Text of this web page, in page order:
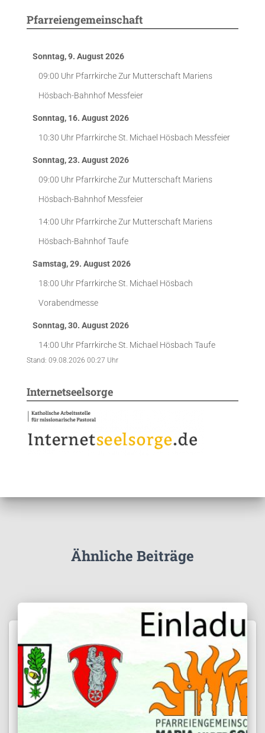
Pfarreiengemeinschaft
Sonntag, 9. August 2026
09:00 Uhr Pfarrkirche Zur Mutterschaft Mariens
Hösbach-Bahnhof Messfeier
Sonntag, 16. August 2026
10:30 Uhr Pfarrkirche St. Michael Hösbach Messfeier
Sonntag, 23. August 2026
09:00 Uhr Pfarrkirche Zur Mutterschaft Mariens
Hösbach-Bahnhof Messfeier
14:00 Uhr Pfarrkirche Zur Mutterschaft Mariens
Hösbach-BahnhofTaufe
Samstag, 29. August 2026
18:00 Uhr Pfarrkirche St. Michael Hösbach
Vorabendmesse
Sonntag, 30. August 2026
14:00 Uhr Pfarrkirche St. Michael Hösbach Taufe
Stand: 09.08.2026 00:27 Uhr
Internetseelsorge
Ähnliche Beiträge